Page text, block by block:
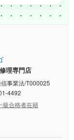
理専門店
事業法/T000025
4492
級合格者在籍